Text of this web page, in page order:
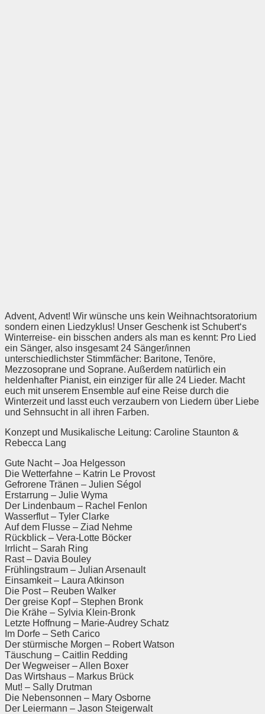
Advent, Advent! Wir wünsche uns kein Weihnachtsoratorium
sondern einen Liedzyklus! Unser Geschenk ist Schubert‘s
Winterreise- ein bisschen anders als man es kennt: Pro Lied
ein Sänger, also insgesamt 24 Sänger/innen
unterschiedlichster Stimmfächer: Baritone, Tenöre,
Mezzosoprane und Soprane. Außerdem natürlich ein
heldenhafter Pianist, ein einziger für alle 24 Lieder. Macht
euch mit unserem Ensemble auf eine Reise durch die
Winterzeit und lasst euch verzaubern von Liedern über Liebe
und Sehnsucht in all ihren Farben.
Konzept und Musikalische Leitung: Caroline Staunton &
Rebecca Lang
Gute Nacht – Joa Helgesson
Die Wetterfahne – Katrin Le Provost
Gefrorene Tränen – Julien Ségol
Erstarrung – Julie Wyma
Der Lindenbaum – Rachel Fenlon
Wasserflut – Tyler Clarke
Auf dem Flusse – Ziad Nehme
Rückblick – Vera-Lotte Böcker
Irrlicht – Sarah Ring
Rast – Davia Bouley
Frühlingstraum – Julian Arsenault
Einsamkeit – Laura Atkinson
Die Post – Reuben Walker
Der greise Kopf – Stephen Bronk
Die Krähe – Sylvia Klein-Bronk
Letzte Hoffnung – Marie-Audrey Schatz
Im Dorfe – Seth Carico
Der stürmische Morgen – Robert Watson
Täuschung – Caitlin Redding
Der Wegweiser – Allen Boxer
Das Wirtshaus – Markus Brück
Mut! – Sally Drutman
Die Nebensonnen – Mary Osborne
Der Leiermann – Jason Steigerwalt